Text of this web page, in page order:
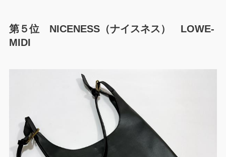
第５位 NICENESS（ナイスネス） LOWE-
MIDI